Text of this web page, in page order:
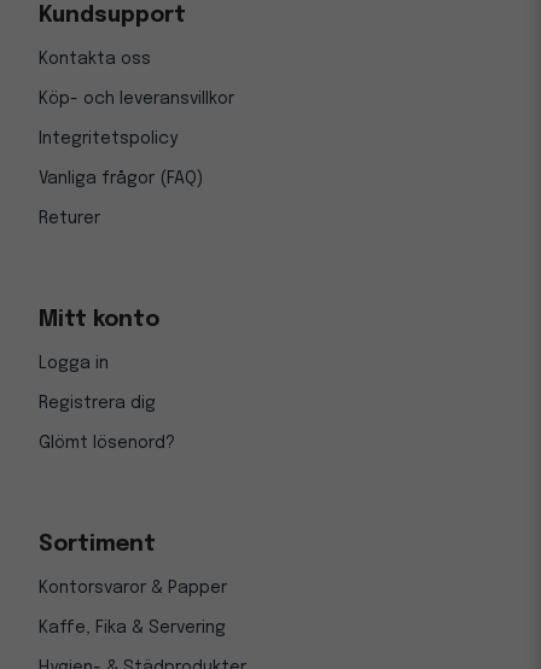
Kundsupport
Kontakta oss
Köp- och leveransvillkor
Integritetspolicy
Vanliga frågor (FAQ)
Returer
Mitt konto
Logga in
Registrera dig
Glömt lösenord?
Sortiment
Kontorsvaror & Papper
Kaffe, Fika & Servering